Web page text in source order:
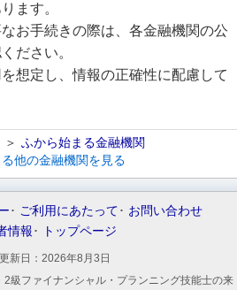
ます。
お手続きの際は、各金融機関の公
ださい。
想定し、情報の正確性に配慮して
ふから始まる金融機関
他の金融機関を見る
ご利用にあたって
お問い合わせ
情報
トップページ
新日： 2026年8月3日
級ファイナンシャル・プランニング技能士の来